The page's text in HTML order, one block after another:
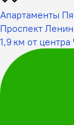
Апартаменты
Проспект
1,9 км от